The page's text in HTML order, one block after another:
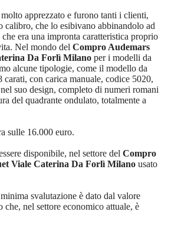
apprezzato e furono tanti i clienti,
calibro, che lo esibivano abbinandolo ad
era una impronta caratteristica proprio
Nel mondo del Compro Audemars
Da Forlì Milano per i modelli da
alcune tipologie, come il modello da
carati, con carica manuale, codice 5020,
nel suo design, completo di numeri romani
del quadrante ondulato, totalmente a
sulle 16.000 euro.
disponibile, nel settore del Compro
Viale Caterina Da Forlì Milano usato
svalutazione è dato dal valore
che, nel settore economico attuale, è